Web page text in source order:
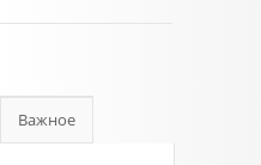
Важное